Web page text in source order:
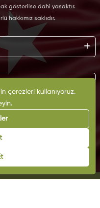
gösterilse dahi yasaktır.
hakkımız saklıdır.
çerezleri kullanıyoruz.